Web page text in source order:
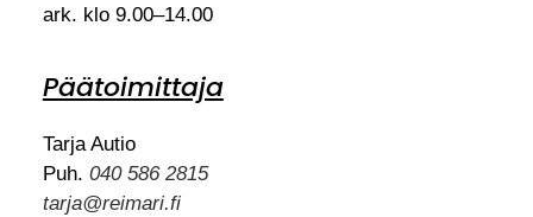
ark. klo 9.00–14.00
Päätoimittaja
Tarja Autio
Puh. 040 586 2815
tarja@reimari.fi